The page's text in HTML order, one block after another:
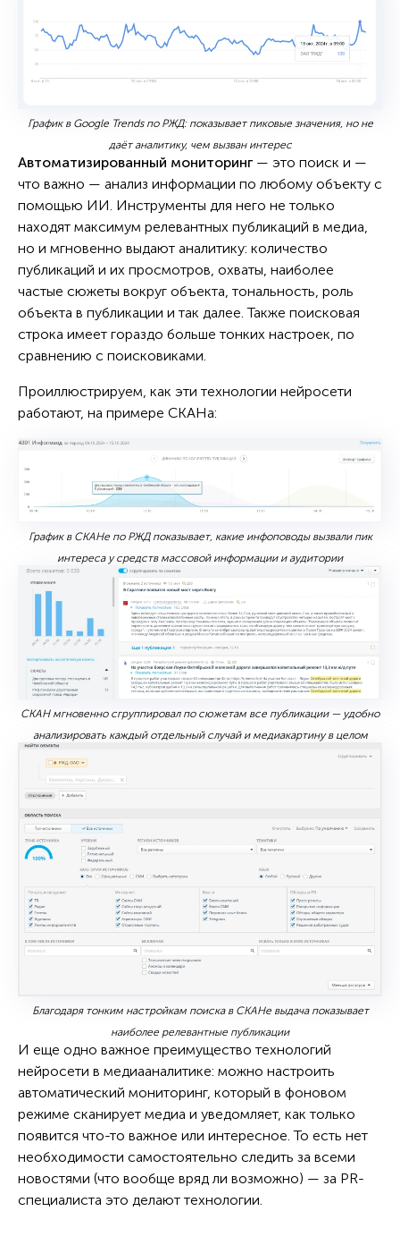
График в Google Trends по РЖД: показывает пиковые значения, но не
даёт аналитику, чем вызван интерес
Автоматизированный мониторинг — это поиск и —
что важно — анализ информации по любому объекту с
помощью ИИ. Инструменты для него не только
находят максимум релевантных публикаций в медиа,
но и мгновенно выдают аналитику: количество
публикаций и их просмотров, охваты, наиболее
частые сюжеты вокруг объекта, тональность, роль
объекта в публикации и так далее. Также поисковая
строка имеет гораздо больше тонких настроек, по
сравнению с поисковиками.
Проиллюстрируем, как эти технологии нейросети
работают, на примере СКАНа:
График в СКАНе по РЖД показывает, какие инфоповоды вызвали пик
интереса у средств массовой информации и аудитории
СКАН мгновенно сгруппировал по сюжетам все публикации — удобно
анализировать каждый отдельный случай и медиакартину в целом
Благодаря тонким настройкам поиска в СКАНе выдача показывает
наиболее релевантные публикации
И еще одно важное преимущество технологий
нейросети в медиааналитике: можно настроить
автоматический мониторинг, который в фоновом
режиме сканирует медиа и уведомляет, как только
появится что-то важное или интересное. То есть нет
необходимости самостоятельно следить за всеми
новостями (что вообще вряд ли возможно) — за PR-
специалиста это делают технологии.